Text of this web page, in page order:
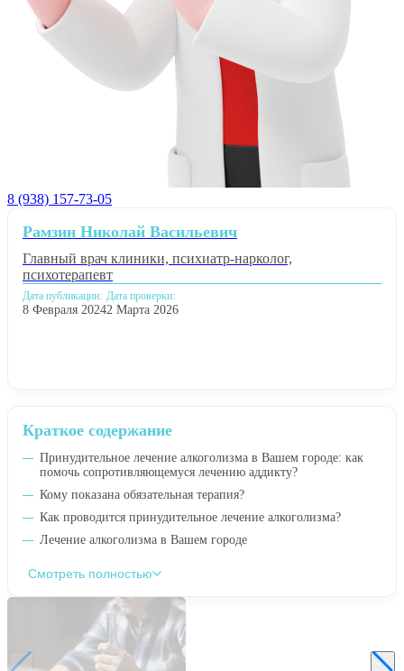
8 (938) 157-73-05
Краткое содержание
Принудительное лечение алкоголизма в Вашем городе: как
помочь сопротивляющемуся лечению аддикту?
Кому показана обязательная терапия?
Как проводится принудительное лечение алкоголизма?
Лечение алкоголизма в Вашем городе
Смотреть полностью
Рамзин Николай Васильевич
Главный врач клиники, психиатр-нарколог,
психотерапевт
Дата публикации:
8 Февраля 2024
Дата проверки:
2 Марта 2026